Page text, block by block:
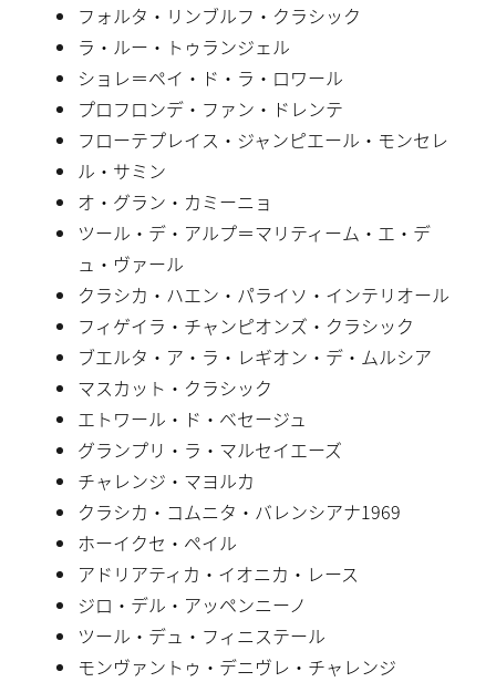
フォルタ・リンブルフ・クラシック
ラ・ルー・トゥランジェル
ショレ＝ペイ・ド・ラ・ロワール
プロフロンデ・ファン・ドレンテ
フローテプレイス・ジャンピエール・モンセレ
ル・サミン
オ・グラン・カミーニョ
ツール・デ・アルプ＝マリティーム・エ・デ
ュ・ヴァール
クラシカ・ハエン・パライソ・インテリオール
フィゲイラ・チャンピオンズ・クラシック
ブエルタ・ア・ラ・レギオン・デ・ムルシア
マスカット・クラシック
エトワール・ド・ベセージュ
グランプリ・ラ・マルセイエーズ
チャレンジ・マヨルカ
クラシカ・コムニタ・バレンシアナ1969
ホーイクセ・ペイル
アドリアティカ・イオニカ・レース
ジロ・デル・アッペンニーノ
ツール・デュ・フィニステール
モンヴァントゥ・デニヴレ・チャレンジ